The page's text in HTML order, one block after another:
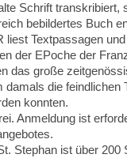
Schrift transkribiert,
bebildertes Buch
liest Textpassagen
der EPoche der
das große
damals die feindlichen
konnten.
Anmeldung ist
Stephan ist über 200